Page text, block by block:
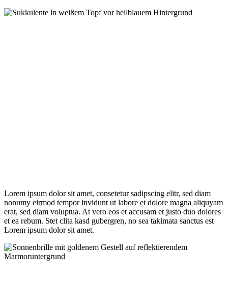
Lorem ipsum dolor sit amet, consetetur sadipscing elitr, sed diam
nonumy eirmod tempor invidunt ut labore et dolore magna aliquyam
erat, sed diam voluptua. At vero eos et accusam et justo duo dolores
et ea rebum. Stet clita kasd gubergren, no sea takimata sanctus est
Lorem ipsum dolor sit amet.